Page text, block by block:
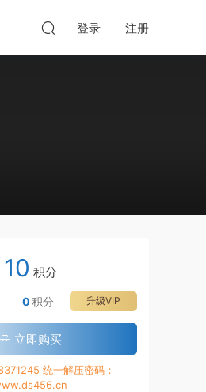
登录 注册
10 积分
升级VIP
0积分
立即购买
统一解压密码：